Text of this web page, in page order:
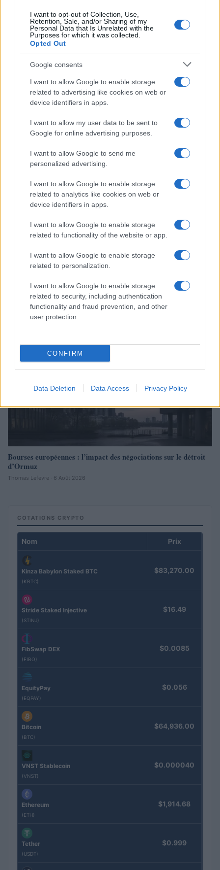
I want to opt-out of Collection, Use,
Retention, Sale, and/or Sharing of my
Personal Data that Is Unrelated with the
Purposes for which it was collected.
Opted Out
Google consents
I want to allow Google to enable storage
related to advertising like cookies on web or
device identifiers in apps.
I want to allow my user data to be sent to
Google for online advertising purposes.
I want to allow Google to send me
personalized advertising.
I want to allow Google to enable storage
related to analytics like cookies on web or
device identifiers in apps.
I want to allow Google to enable storage
related to functionality of the website or app.
I want to allow Google to enable storage
related to personalization.
I want to allow Google to enable storage
related to security, including authentication
functionality and fraud prevention, and other
user protection.
CONFIRM
Data Deletion Data Access Privacy Policy
Brent chute de 8,3% : les matières premières corrigent en août
résilient
Juliette Bernard · 6 Août 2026
NEWS
Bourses européennes : l’impact des négociations sur le détroit
d’Ormuz
Thomas Lefevre · 6 Août 2026
COTATIONS CRYPTO
Nom Prix
Kinza Babylon Staked BTC
(KBTC)
$83,270.00
Stride Staked Injective
(STINJ)
$16.49
FibSwap DEX
(FIBO)
$0.0085
EquityPay
(EQPAY)
$0.056
Bitcoin
(BTC)
$64,936.00
VNST Stablecoin
(VNST)
$0.000040
Ethereum
(ETH)
$1,914.68
Tether
(USDT)
$0.999